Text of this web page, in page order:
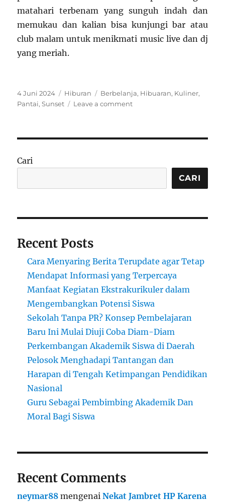
matahari terbenam yang sunguh indah dan
memukau dan kalian bisa kunjungi bar atau
club malam untuk menikmati music live dan dj
yang meriah.
Posted
on
4 Juni 2024 Categories
Hiburan Tags
Berbelanja, Hibuaran, Kuliner,
Pantai,Sunset Leave a commenton
Bersama
Cari
CARI
Recent Posts
Cara Menyaring Berita Terupdate agar Tetap
Mendapat Informasi yang Terpercaya
Manfaat Kegiatan Ekstrakurikuler dalam
Mengembangkan Potensi Siswa
Sekolah Tanpa PR? Konsep Pembelajaran
Baru Ini Mulai Diuji Coba Diam-Diam
Perkembangan Akademik Siswa di Daerah
Pelosok Menghadapi Tantangan dan
Harapan di Tengah Ketimpangan Pendidikan
Nasional
Guru Sebagai Pembimbing Akademik Dan
Moral Bagi Siswa
Recent Comments
neymar88 mengenaiNekat Jambret HP Karena